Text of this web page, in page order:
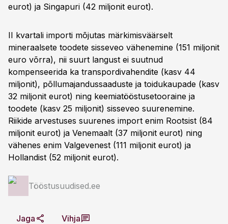
eurot) ja Singapuri (42 miljonit eurot).
II kvartali importi mõjutas märkimisväärselt
mineraalsete toodete sisseveo vähenemine (151 miljonit
euro võrra), nii suurt langust ei suutnud
kompenseerida ka transpordivahendite (kasv 44
miljonit), põllumajandussaaduste ja toidukaupade (kasv
32 miljonit eurot) ning keemiatööstusetooraine ja
toodete (kasv 25 miljonit) sisseveo suurenemine.
Riikide arvestuses suurenes import enim Rootsist (84
miljonit eurot) ja Venemaalt (37 miljonit eurot) ning
vähenes enim Valgevenest (111 miljonit eurot) ja
Hollandist (52 miljonit eurot).
Tööstusuudised.ee
Jaga Vihja